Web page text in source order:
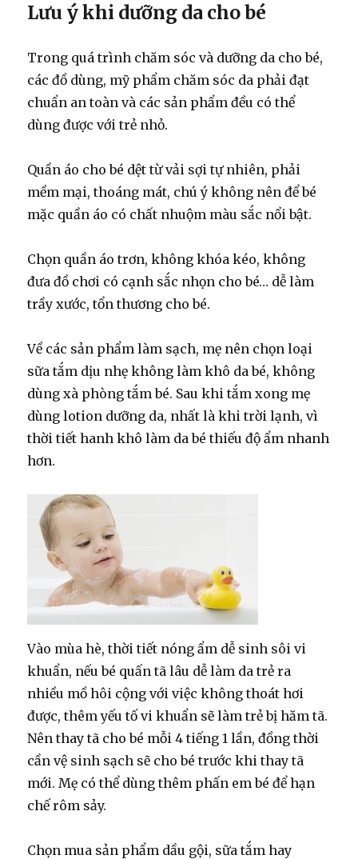
Lưu ý khi dưỡng da cho bé
Trong quá trình chăm sóc và dưỡng da cho bé,
các đồ dùng, mỹ phẩm chăm sóc da phải đạt
chuẩn an toàn và các sản phẩm đều có thể
dùng được với trẻ nhỏ.
Quần áo cho bé dệt từ vải sợi tự nhiên, phải
mềm mại, thoáng mát, chú ý không nên để bé
mặc quần áo có chất nhuộm màu sắc nổi bật.
Chọn quần áo trơn, không khóa kéo, không
đưa đồ chơi có cạnh sắc nhọn cho bé… dễ làm
trầy xước, tổn thương cho bé.
Về các sản phẩm làm sạch, mẹ nên chọn loại
sữa tắm dịu nhẹ không làm khô da bé, không
dùng xà phòng tắm bé. Sau khi tắm xong mẹ
dùng lotion dưỡng da, nhất là khi trời lạnh, vì
thời tiết hanh khô làm da bé thiếu độ ẩm nhanh
hơn.
Vào mùa hè, thời tiết nóng ẩm dễ sinh sôi vi
khuẩn, nếu bé quấn tã lâu dễ làm da trẻ ra
nhiều mồ hôi cộng với việc không thoát hơi
được, thêm yếu tố vi khuẩn sẽ làm trẻ bị hăm tã.
Nên thay tã cho bé mỗi 4 tiếng 1 lần, đồng thời
cần vệ sinh sạch sẽ cho bé trước khi thay tã
mới. Mẹ có thể dùng thêm phấn em bé để hạn
chế rôm sảy.
Chọn mua sản phẩm dầu gội, sữa tắm hay